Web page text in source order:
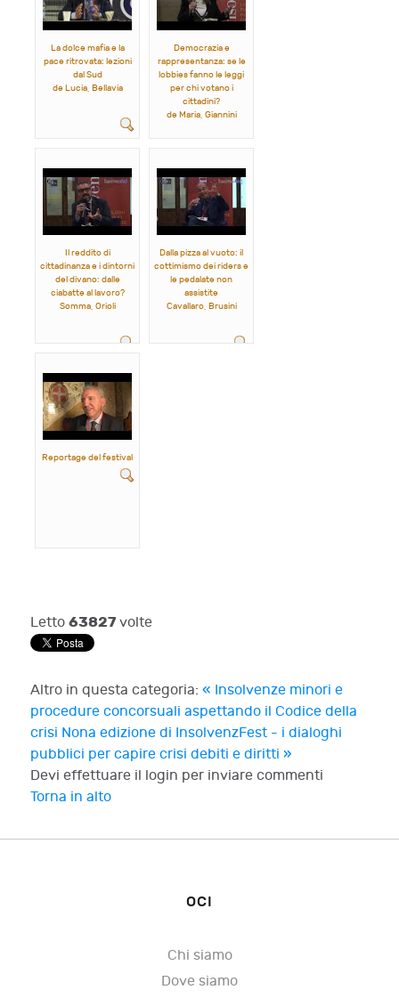
La dolce mafia e la
pace ritrovata: lezioni
dal Sud
de Lucia, Bellavia
Democrazia e
rappresentanza: se le
lobbies fanno le leggi
per chi votano i
cittadini?
de Maria, Giannini
Il reddito di
cittadinanza e i dintorni
del divano: dalle
ciabatte al lavoro?
Somma, Orioli
Dalla pizza al vuoto: il
cottimismo dei riders e
le pedalate non
assistite
Cavallaro, Brusini
Reportage del festival
Letto 63827 volte
Altro in questa categoria: « Insolvenze minori e
procedure concorsuali aspettando il Codice della
crisi Nona edizione di InsolvenzFest - i dialoghi
pubblici per capire crisi debiti e diritti »
Devi effettuare il login per inviare commenti
Torna in alto
OCI
Chi siamo
Dove siamo